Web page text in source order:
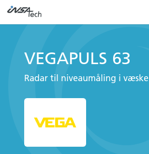
VEGAPULS 63
Radar til niveaumåling i væske